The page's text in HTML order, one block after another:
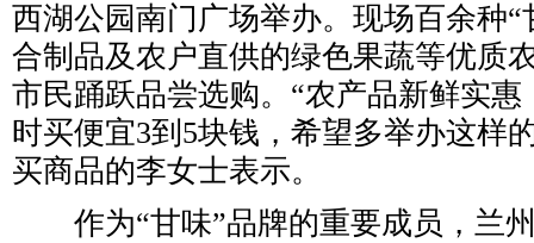
西湖公园南门广场举办。现场百余种“
合制品及农户直供的绿色果蔬等优质
市民踊跃品尝选购。“农产品新鲜实
时买便宜3到5块钱，希望多举办这样
买商品的李女士表示。
作为“甘味”品牌的重要成员，兰州